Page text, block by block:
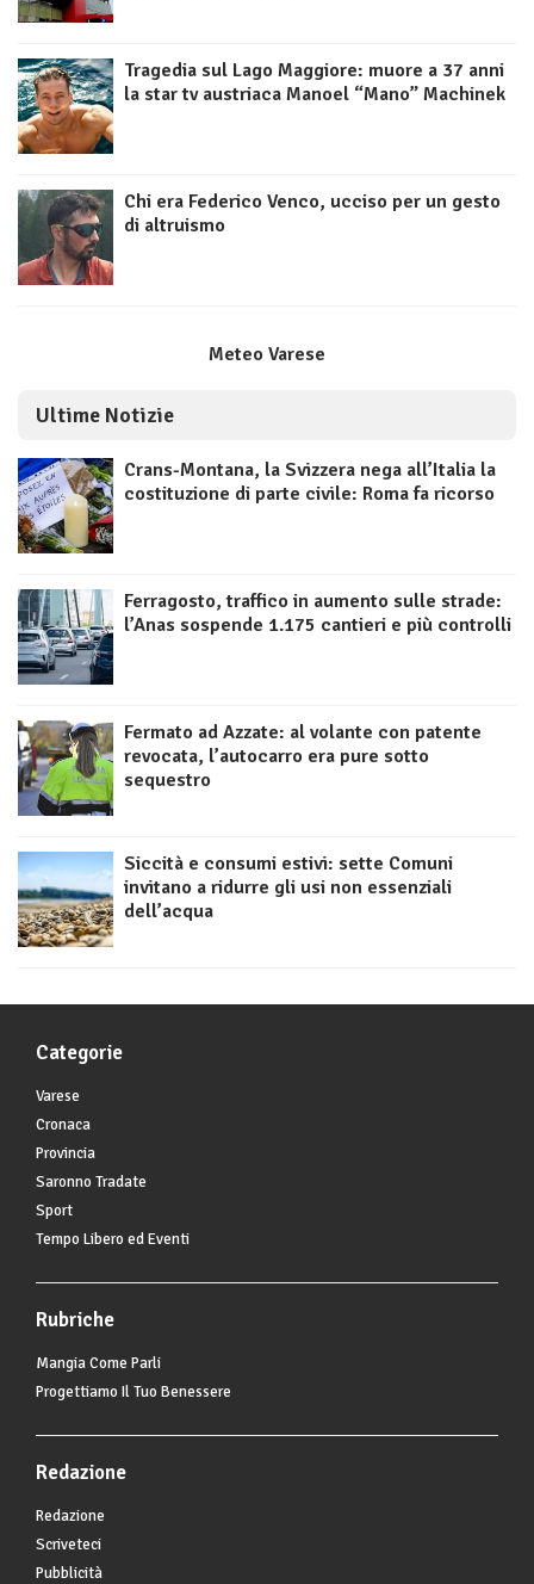
Tragedia sul Lago Maggiore: muore a 37 anni
la star tv austriaca Manoel “Mano” Machinek
Chi era Federico Venco, ucciso per un gesto
di altruismo
Meteo Varese
Ultime Notizie
Crans-Montana, la Svizzera nega all’Italia la
costituzione di parte civile: Roma fa ricorso
Ferragosto, traffico in aumento sulle strade:
l’Anas sospende 1.175 cantieri e più controlli
Fermato ad Azzate: al volante con patente
revocata, l’autocarro era pure sotto
sequestro
Siccità e consumi estivi: sette Comuni
invitano a ridurre gli usi non essenziali
dell’acqua
Categorie
Varese
Cronaca
Provincia
Saronno Tradate
Sport
Tempo Libero ed Eventi
Rubriche
Mangia Come Parli
Progettiamo Il Tuo Benessere
Redazione
Redazione
Scriveteci
Pubblicità